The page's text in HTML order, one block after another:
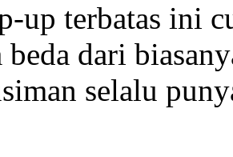
up terbatas ini
beda dari
selalu